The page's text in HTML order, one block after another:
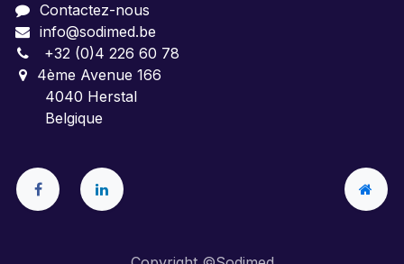
Contactez-nous
info@sodimed.be
+32 (0)4 226 60 78
4ème Avenue 166
4040 Herstal
Belgique